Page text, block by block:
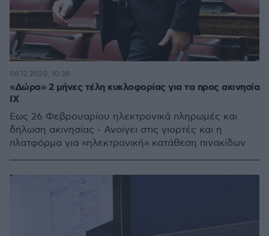
«Δώρο» 2 μήνες τέλη κυκλοφορίας για τα προς ακινησία
ΙΧ
Έως 26 Φεβρουαρίου ηλεκτρονικά πληρωμές και
δήλωση ακινησίας - Ανοίγει στις γιορτές και η
πλατφόρμα για «ηλεκτρονική» κατάθεση πινακίδων
08.12.2020, 10:38